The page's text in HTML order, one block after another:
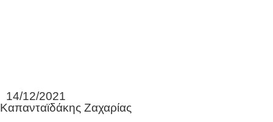
14/12/2021
Καπανταϊδάκης Ζαχαρίας